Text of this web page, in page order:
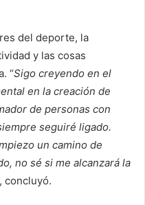
del deporte, la
y las cosas
“Sigo creyendo en el
en la creación de
de personas con
seguiré ligado.
un camino de
no sé si me alcanzará la
concluyó.